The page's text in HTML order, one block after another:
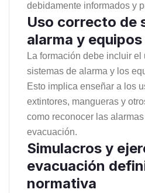
debidamente informados y
Uso correcto de
alarma y
La formación debe incluir el
sistemas de alarma y los
Esto implica enseñar a los
extintores, mangueras y
como reconocer las
evacuación.
Simulacros y
evacuación
normativa